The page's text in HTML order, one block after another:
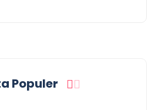
Populer